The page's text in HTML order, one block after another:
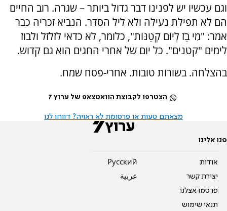
וגם עכשיו יש לפנינו דבר גדול ביותר – שגרה. רוב החיים
הם לא תפילת נעילה ולא ליל הסדר. הנביא זכריה כבר
אמר: "מִי בַז לְיוֹם קְטַנּוֹת", כלומר, לא כדאי לזלזל ולבוז
לימים "קטנים". כל יום של אחרי החגים הוא גם קדוש.
בהצלחה. בשורות טובות. אחרי-פסח שמח.
הצטרפו לקבוצת הוואטצאפ של ערוץ 7
מצאתם טעות או פרסומת לא ראויה? דווחו לנו
פנו אלינו
אודות
יצירת קשר
פרסמו אצלנו
תנאי שימוש
Pусский
عربية